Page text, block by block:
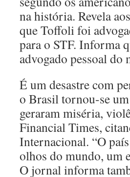
na história. Revela
que Toffoli foi
para o STF. Informa
advogado pessoal do
É um desastre com
o Brasil tornou-se
geraram miséria,
Financial Times,
Internacional. “O
olhos do mundo, um
O jornal informa